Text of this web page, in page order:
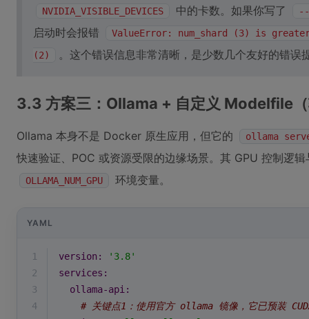
NVIDIA_VISIBLE_DEVICES 中的卡数。如果你写了
启动时会报错
ValueError: num_shard (3) is
(2)
。这个错误信息非常清晰，是少数几个友好的错误
3.3 方案三：Ollama + 自定义 Modelfile
Ollama 本身不是 Docker 原生应用，但它的 ollama
快速验证、POC 或资源受限的边缘场景。其 GPU 控制逻
OLLAMA_NUM_GPU 环境变量。
YAML
1 version:
'3.8'
2
services:
3
ollama-api:
4
# 关键点1：使用官方 ollama 镜像，它已预装